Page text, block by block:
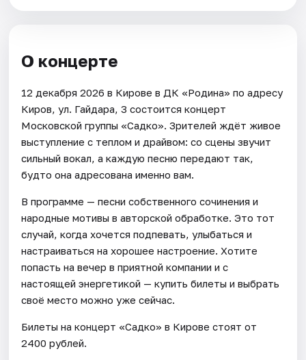
О концерте
12 декабря 2026 в Кирове в ДК «Родина» по адресу
Киров, ул. Гайдара, 3 состоится концерт
Московской группы «Садко». Зрителей ждёт живое
выступление с теплом и драйвом: со сцены звучит
сильный вокал, а каждую песню передают так,
будто она адресована именно вам.
В программе — песни собственного сочинения и
народные мотивы в авторской обработке. Это тот
случай, когда хочется подпевать, улыбаться и
настраиваться на хорошее настроение. Хотите
попасть на вечер в приятной компании и с
настоящей энергетикой — купить билеты и выбрать
своё место можно уже сейчас.
Билеты на концерт «Садко» в Кирове стоят от
2400 рублей.